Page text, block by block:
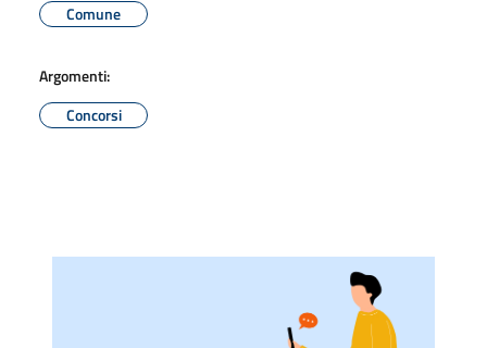
Comune
Argomenti:
Concorsi